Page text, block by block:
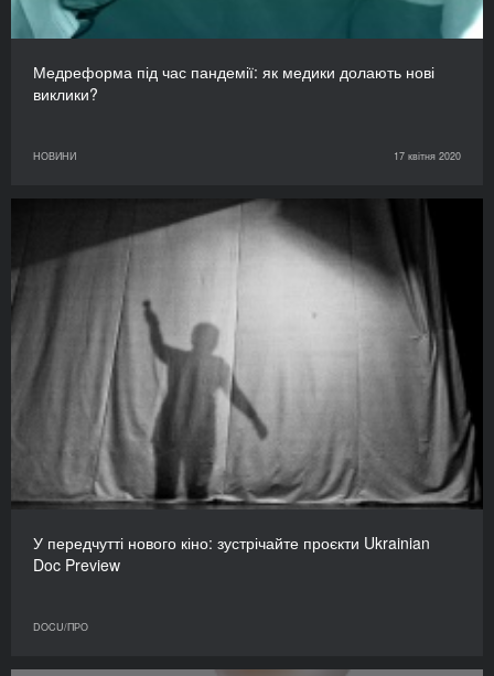
Медреформа під час пандемії: як медики долають нові
виклики?
НОВИНИ 17 квітня 2020
У передчутті нового кіно: зустрічайте проєкти Ukrainian
Doc Preview
DOCU/ПРО